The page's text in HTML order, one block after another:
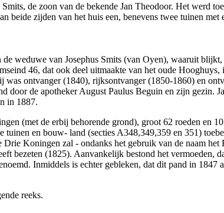
de zoon van de bekende Jan Theodoor. Het werd
beide zijden van het huis een, benevens twee tuinen met
weduwe van Josephus Smits (van Oyen), waaruit
46, dat ook deel uitmaakte van het oude
ontvanger (1840), rijksontvanger (1850-1860) en
de apotheker August Paulus Beguin en zijn gezin.
in 1887.
(met de erbij behorende grond), groot 62 roeden en
en bouw- land (secties A348,349,359 en 351)
Koningen zal - ondanks het gebruik van de naam
bezeten (1825). Aanvankelijk bestond het vermoeden,
Inmiddels is echter gebleken, dat dit pand in 1847
reeks.